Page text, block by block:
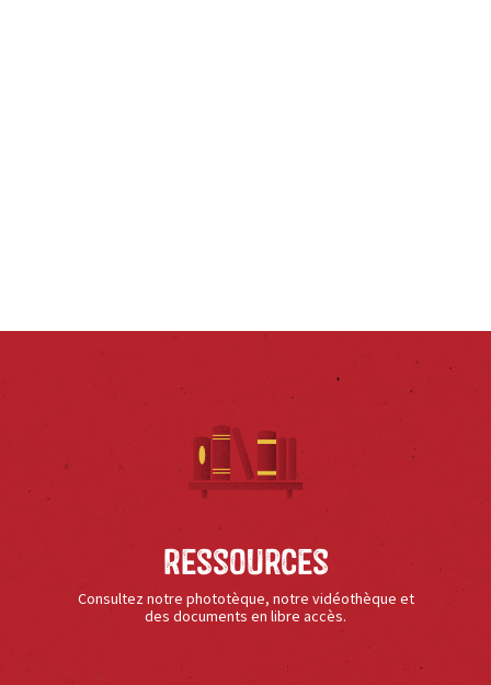
Ressources
Consultez notre phototèque, notre vidéothèque et
des documents en libre accès.